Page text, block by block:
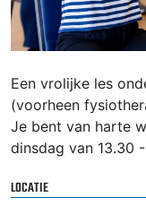
Een vrolijke les
(voorheen
Je bent van harte
dinsdag van 13.30
LOCATIE